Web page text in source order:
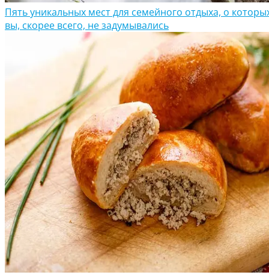
Пять уникальных мест для семейного отдыха, о
вы, скорее всего, не задумывались